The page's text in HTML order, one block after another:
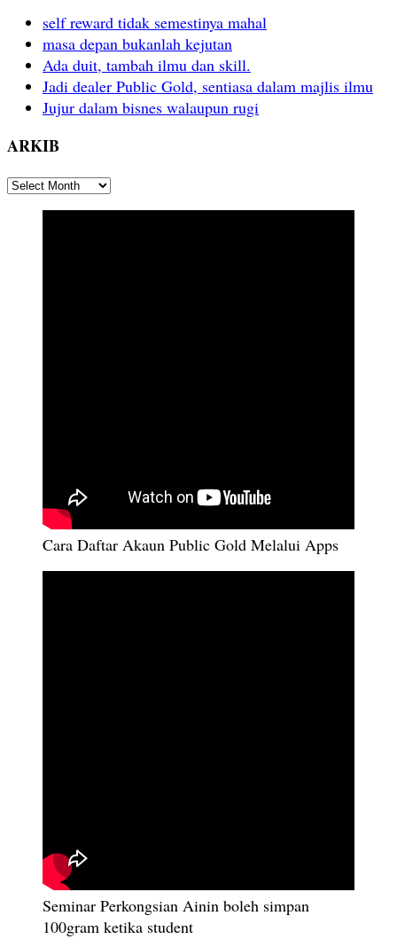
self reward tidak semestinya mahal
masa depan bukanlah kejutan
Ada duit, tambah ilmu dan skill.
Jadi dealer Public Gold, sentiasa dalam majlis ilmu
Jujur dalam bisnes walaupun rugi
ARKIB
ARKIB
Cara Daftar Akaun Public Gold Melalui Apps
Seminar Perkongsian Ainin boleh simpan
100gram ketika student